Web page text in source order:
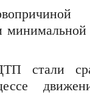
стали